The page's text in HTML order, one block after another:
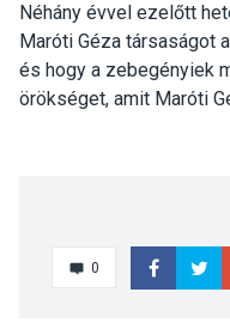
Néhány évvel ezelőtt
Maróti Géza társaságot
és hogy a zebegényiek
örökséget, amit Maróti
0